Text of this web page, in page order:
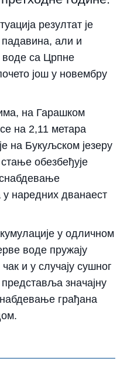
резултат је
али и
са Црпне
још у новембру
на Гарашком
на 2,11 метара
на Букуљском језеру
обезбеђује
наредних дванаест
у одличном
воде пружају
и у случају сушног
значајну
грађана